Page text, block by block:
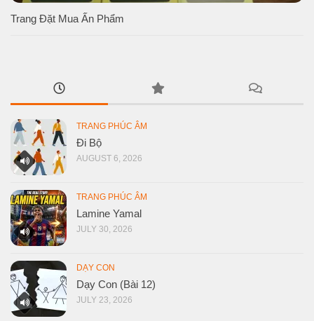
Trang Đặt Mua Ấn Phẩm
TRANG PHÚC ÂM
Đi Bộ
AUGUST 6, 2026
TRANG PHÚC ÂM
Lamine Yamal
JULY 30, 2026
DẠY CON
Dạy Con (Bài 12)
JULY 23, 2026